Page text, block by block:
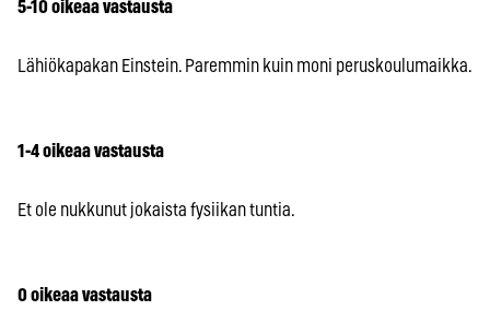
5-10 oikeaa vastausta
Lähiökapakan Einstein. Paremmin kuin moni peruskoulumaikka.
1-4 oikeaa vastausta
Et ole nukkunut jokaista fysiikan tuntia.
0 oikeaa vastausta